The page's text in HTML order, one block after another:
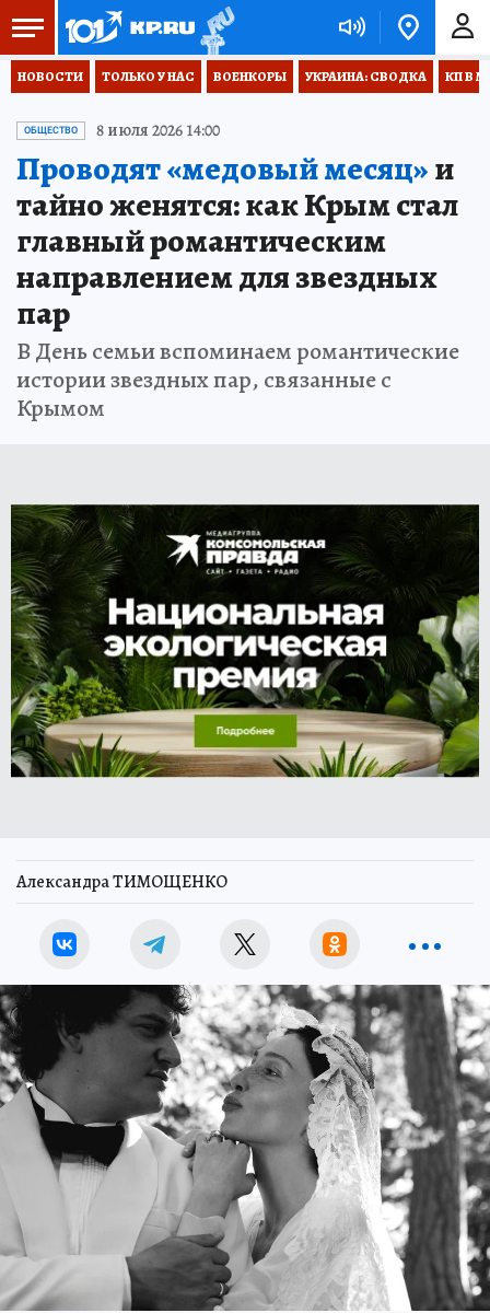
НОВОСТИ ТОЛЬКО У НАС ВОЕНКОРЫ УКРАИНА: СВОДКА КП В
ОБЩЕСТВО 8 июля 2026 14:00
Проводят «медовый месяц»и
тайно женятся: как Крым стал
главный романтическим
направлением для звездных
пар
В День семьи вспоминаем романтические
истории звездных пар, связанные с
Крымом
Александра ТИМОЩЕНКО